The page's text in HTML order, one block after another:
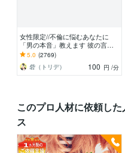
女性限定//不倫に悩むあなたに
「男の本音」教えます 彼の言葉
は本当なの？【言葉と裏腹な彼の
行動の意味】を教えます
5.0 (2769)
砦（トリデ）
100 円 /分
このプロ人材に依頼し
ス